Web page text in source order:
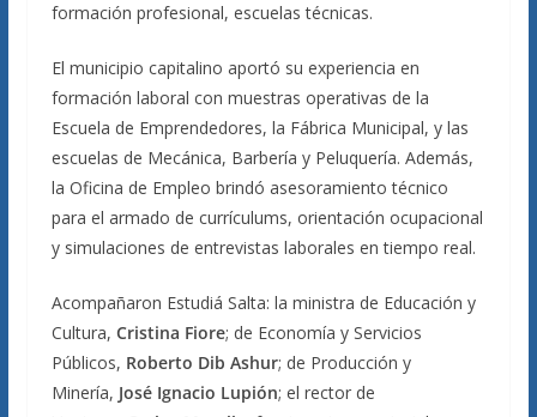
formación profesional, escuelas técnicas.
El municipio capitalino aportó su experiencia en
formación laboral con muestras operativas de la
Escuela de Emprendedores, la Fábrica Municipal, y las
escuelas de Mecánica, Barbería y Peluquería. Además,
la Oficina de Empleo brindó asesoramiento técnico
para el armado de currículums, orientación ocupacional
y simulaciones de entrevistas laborales en tiempo real.
Acompañaron Estudiá Salta: la ministra de Educación y
Cultura, Cristina Fiore; de Economía y Servicios
Públicos, Roberto Dib Ashur; de Producción y
Minería, José Ignacio Lupión; el rector de